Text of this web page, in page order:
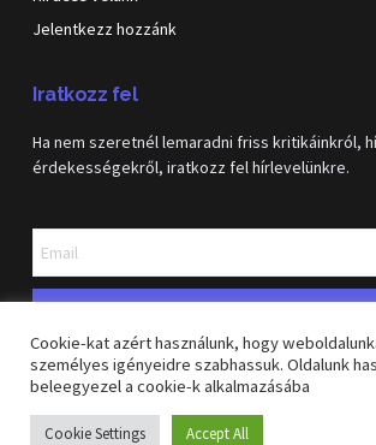
Jelentkezz hozzánk
Iratkozz fel
Ha nem szeretnél lemaradni friss kritikáinkról,
érdekességekről, iratkozz fel hírlevelünkre.
Copyright © 2026 GeekVilág blog. Minden jog fenntartva
Cookie-kat azért használunk, hogy
személyes igényeidre szabhassuk. Oldalunk
beleegyezel a cookie-k alkalmazásába
Cookie Settings Accept All